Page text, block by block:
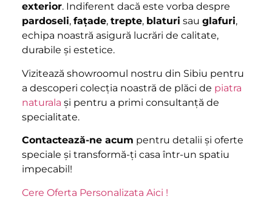
exterior. Indiferent dacă este vorba despre
pardoseli, fațade, trepte, blaturi sau glafuri,
echipa noastră asigură lucrări de calitate,
durabile și estetice.
Vizitează showroomul nostru din Sibiu pentru
a descoperi colecția noastră de plăci de piatra
naturala și pentru a primi consultanță de
specialitate.
Contactează-ne acum pentru detalii și oferte
speciale și transformă-ți casa într-un spatiu
impecabil!
Cere Oferta Personalizata Aici !